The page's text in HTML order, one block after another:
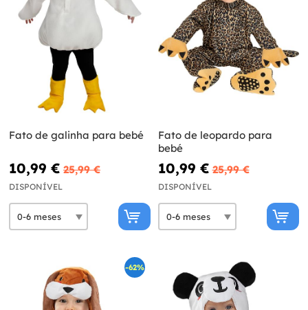
Fato de galinha para bebé
10,99 € 25,99 €
DISPONÍVEL
Fato de leopardo para
bebé
10,99 € 25,99 €
DISPONÍVEL
-62%